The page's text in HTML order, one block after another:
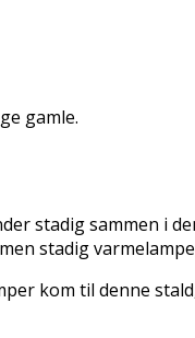
gamle.
stadig sammen i
stadig
kom til denne